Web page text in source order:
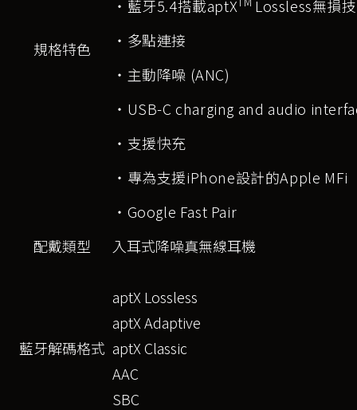
規格特色
‧藍牙5.4搭載aptX
Lossless無損
‧多點連接
‧主動降噪 (ANC)
‧USB-C charging and audio
‧支援快充
‧專為支援iPhone設計的Apple MFi
‧Google Fast Pair
配戴類型
入耳式降噪真無線耳機
藍牙解碼格式
aptX Lossless
aptX Adaptive
aptX Classic
AAC
SBC